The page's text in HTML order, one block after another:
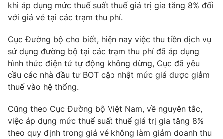
Video Shorts video
VTV Money VTV Thể thao
VTV Sức khoẻ Bất động sản
VTV4 Vươn mình bằng AI
khi áp dụng mức thuế suất thuế giá trị gia tăng 8% đối
với giá vé tại các trạm thu phí.
Cục Đường bộ cho biết, hiện nay việc thu tiền dịch vụ
sử dụng đường bộ tại các trạm thu phí đã áp dụng
hình thức điện tử tự động không dừng, Cục đã yêu
cầu các nhà đầu tư BOT cập nhật mức giá được giảm
thuế vào hệ thống.
Cũng theo Cục Đường bộ Việt Nam, về nguyên tắc,
việc áp dụng mức thuế suất thuế giá trị gia tăng 8%
theo quy định trong giá vé không làm giảm doanh thu